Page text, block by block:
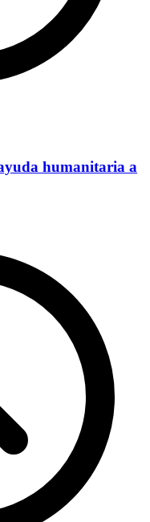
humanitaria a